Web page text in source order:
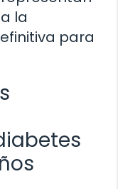
la
para